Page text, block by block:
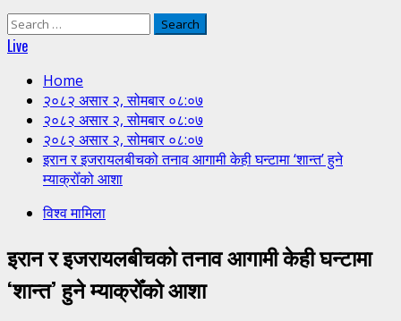
Search
for:
Live
Home
२०८२ असार २, सोमबार ०८:०७
२०८२ असार २, सोमबार ०८:०७
२०८२ असार २, सोमबार ०८:०७
इरान र इजरायलबीचको तनाव आगामी केही घन्टामा ‘शान्त’ हुने
म्याक्रोँको आशा
विश्व मामिला
इरान र इजरायलबीचको तनाव आगामी केही घन्टामा
‘शान्त’ हुने म्याक्रोँको आशा